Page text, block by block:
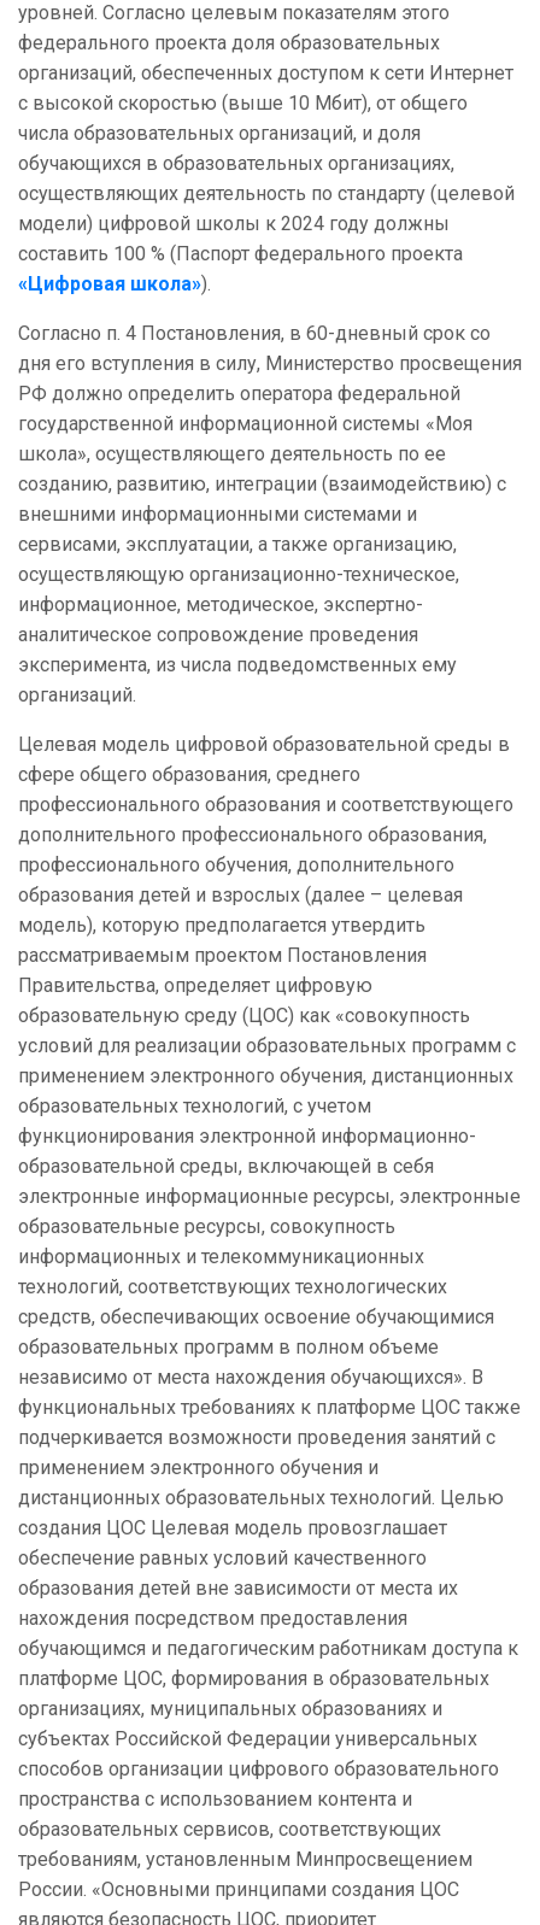
уровней. Согласно целевым показателям этого
федерального проекта доля образовательных
организаций, обеспеченных доступом к сети Интернет
с высокой скоростью (выше 10 Мбит), от общего
числа образовательных организаций, и доля
обучающихся в образовательных организациях,
осуществляющих деятельность по стандарту (целевой
модели) цифровой школы к 2024 году должны
составить 100 % (Паспорт федерального проекта
«Цифровая школа»).
Согласно п. 4 Постановления, в 60-дневный срок со
дня его вступления в силу, Министерство просвещения
РФ должно определить оператора федеральной
государственной информационной системы «Моя
школа», осуществляющего деятельность по ее
созданию, развитию, интеграции (взаимодействию) с
внешними информационными системами и
сервисами, эксплуатации, а также организацию,
осуществляющую организационно-техническое,
информационное, методическое, экспертно-
аналитическое сопровождение проведения
эксперимента, из числа подведомственных ему
организаций.
Целевая модель цифровой образовательной среды в
сфере общего образования, среднего
профессионального образования и соответствующего
дополнительного профессионального образования,
профессионального обучения, дополнительного
образования детей и взрослых (далее – целевая
модель), которую предполагается утвердить
рассматриваемым проектом Постановления
Правительства, определяет цифровую
образовательную среду (ЦОС) как «совокупность
условий для реализации образовательных программ с
применением электронного обучения, дистанционных
образовательных технологий, с учетом
функционирования электронной информационно-
образовательной среды, включающей в себя
электронные информационные ресурсы, электронные
образовательные ресурсы, совокупность
информационных и телекоммуникационных
технологий, соответствующих технологических
средств, обеспечивающих освоение обучающимися
образовательных программ в полном объеме
независимо от места нахождения обучающихся». В
функциональных требованиях к платформе ЦОС также
подчеркивается возможности проведения занятий с
применением электронного обучения и
дистанционных образовательных технологий. Целью
создания ЦОС Целевая модель провозглашает
обеспечение равных условий качественного
образования детей вне зависимости от места их
нахождения посредством предоставления
обучающимся и педагогическим работникам доступа к
платформе ЦОС, формирования в образовательных
организациях, муниципальных образованиях и
субъектах Российской Федерации универсальных
способов организации цифрового образовательного
пространства с использованием контента и
образовательных сервисов, соответствующих
требованиям, установленным Минпросвещением
России. «Основными принципами создания ЦОС
являются безопасность ЦОС, приоритет